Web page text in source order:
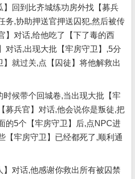
】回到比齐城练功房外找【募兵
务,协助押送官押送囚犯,然后被传
】对话,给他吃了【下了毒的西
对话,出现大批【牢房守卫】,5分
就过关,点【囚徒】将他解救出
时候带个回城卷,当出现大批【牢
募兵官】对话,他会说你是叛徒,把
的5个【牢房守卫】后,点NPC进
【牢房守卫】已经都死了,顺利通
】对话,他感谢你救出所有被囚禁